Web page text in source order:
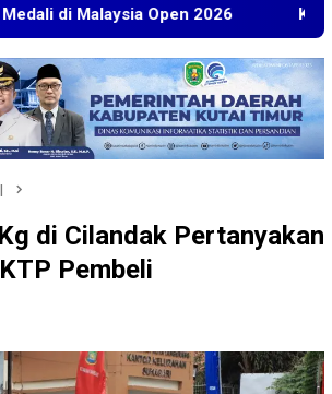
Open 2026 Kuasa Hukum
di Cilandak Pertanyakan
Pembeli